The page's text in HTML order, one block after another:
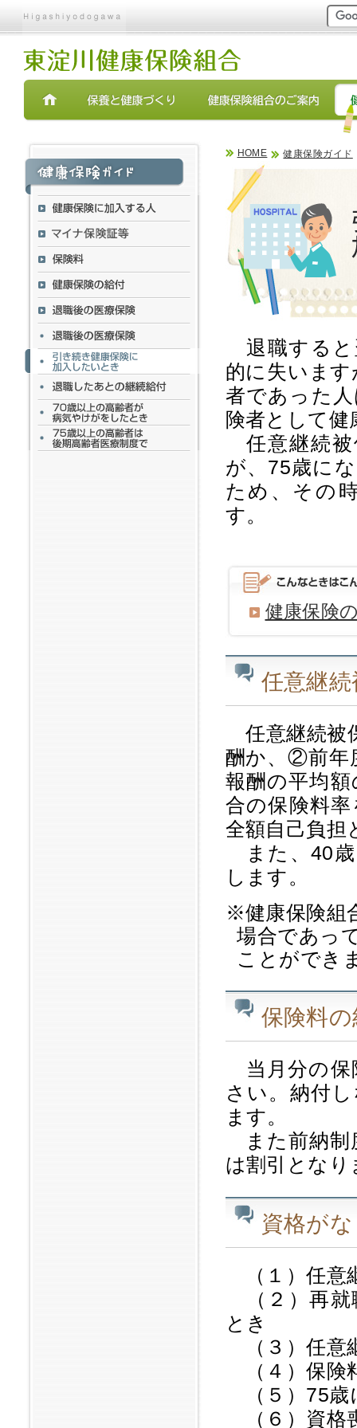
HOME 健康保険ガイド
退職すると
的に失いま
者であった
険者として
任意継続被
が、75歳に
ため、その
す。
健康保険
任意継
任意継続被
酬か、②前年
報酬の平均
合の保険料
全額自己負担
また、40歳
します。
※健康保険組
場合であっ
ことができ
保険料
当月分の保
さい。納付
ます。
また前納制
は割引となり
資格が
（１）任意
（２）再就
とき
（３）任意
（４）保険
（５）75歳
（６）資格